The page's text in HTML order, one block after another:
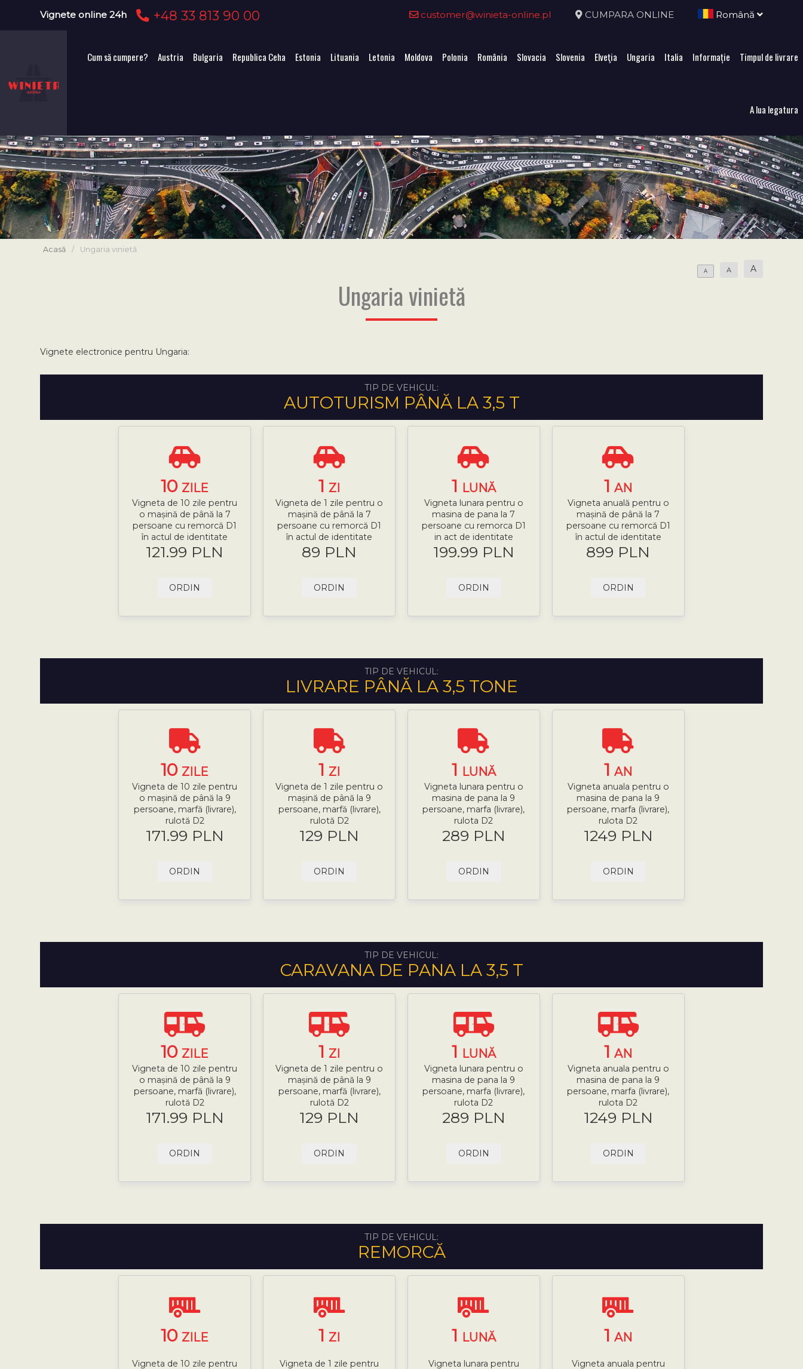
Vignete online 24h +48 33 813 90 00 customer@winieta-online.pl CUMPARA ONLINE Română
Cum să cumpere? Austria Bulgaria Republica Ceha Estonia Lituania Letonia Moldova Polonia România Slovacia Slovenia Elveţia Ungaria Italia Informație Timpul de livrare
A lua legatura
Acasă / Ungaria vinietă
A A A
Ungaria vinietă
Vignete electronice pentru Ungaria:
TIP DE VEHICUL:
AUTOTURISM PÂNĂ LA 3,5 T
10 ZILE
Vigneta de 10 zile pentru
o mașină de până la 7
persoane cu remorcă D1
în actul de identitate
121.99 PLN
ORDIN
1 ZI
Vigneta de 1 zile pentru o
mașină de până la 7
persoane cu remorcă D1
în actul de identitate
89 PLN
ORDIN
1 LUNĂ
Vigneta lunara pentru o
masina de pana la 7
persoane cu remorca D1
in act de identitate
199.99 PLN
ORDIN
1AN
Vigneta anuală pentru o
mașină de până la 7
persoane cu remorcă D1
în actul de identitate
899 PLN
ORDIN
TIP DE VEHICUL:
LIVRARE PÂNĂ LA 3,5 TONE
10 ZILE
Vigneta de 10 zile pentru
o mașină de până la 9
persoane, marfă (livrare),
rulotă D2
171.99 PLN
ORDIN
1 ZI
Vigneta de 1 zile pentru o
mașină de până la 9
persoane, marfă (livrare),
rulotă D2
129 PLN
ORDIN
1 LUNĂ
Vigneta lunara pentru o
masina de pana la 9
persoane, marfa (livrare),
rulota D2
289 PLN
ORDIN
1AN
Vigneta anuala pentru o
masina de pana la 9
persoane, marfa (livrare),
rulota D2
1249 PLN
ORDIN
TIP DE VEHICUL:
CARAVANA DE PANA LA 3,5 T
10 ZILE
Vigneta de 10 zile pentru
o mașină de până la 9
persoane, marfă (livrare),
rulotă D2
171.99 PLN
ORDIN
1 ZI
Vigneta de 1 zile pentru o
mașină de până la 9
persoane, marfă (livrare),
rulotă D2
129 PLN
ORDIN
1 LUNĂ
Vigneta lunara pentru o
masina de pana la 9
persoane, marfa (livrare),
rulota D2
289 PLN
ORDIN
1AN
Vigneta anuala pentru o
masina de pana la 9
persoane, marfa (livrare),
rulota D2
1249 PLN
ORDIN
TIP DE VEHICUL:
REMORCĂ
10 ZILE
Vigneta de 10 zile pentru
1 ZI
Vigneta de 1 zile pentru
1 LUNĂ
Vigneta lunara pentru
1AN
Vigneta anuala pentru